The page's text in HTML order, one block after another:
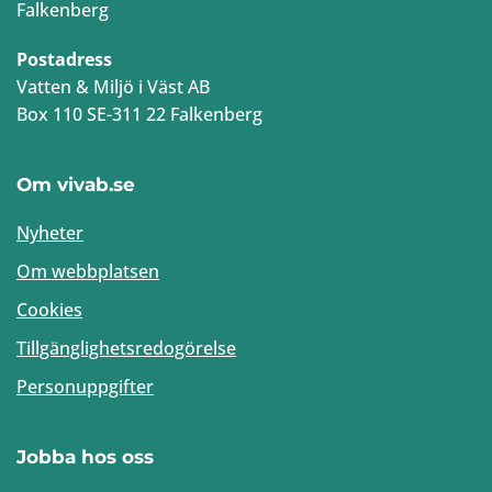
Falkenberg
Postadress
Vatten & Miljö i Väst AB
Box 110 SE-311 22 Falkenberg
Om vivab.se
Nyheter
Om webbplatsen
Cookies
Tillgänglighetsredogörelse
Personuppgifter
Jobba hos oss